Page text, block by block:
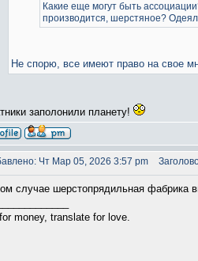
Какие еще могут быть
производится, шерстяное?
Не спорю, все имеют право на свое
заполонили планету!
Чт Мар 05, 2026 3:57 pm
случае шерстопрядильная фабрика
money, translate for love.